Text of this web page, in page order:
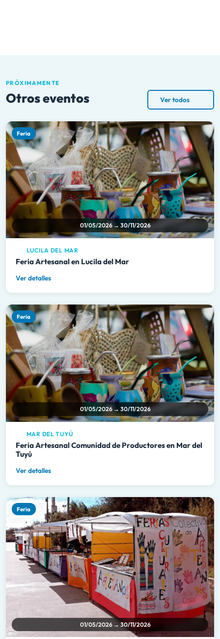
PRÓXIMAMENTE
Otros eventos Ver todos
Feria
01/05/2026 → 30/11/2026
LUCILA DEL MAR
Feria Artesanal en Lucila del Mar
Ver detalles
Feria
01/05/2026 → 30/11/2026
MAR DEL TUYÚ
Feria Artesanal Comunidad de Productores en Mar del
Tuyú
Ver detalles
Feria
01/05/2026 → 30/11/2026